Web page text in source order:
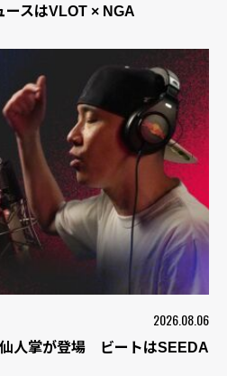
スはVLOT × NGA
2026.08.06
人掌が登場 ビートはSEEDA